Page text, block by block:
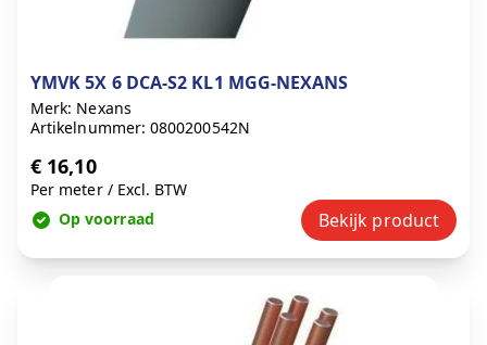
YMVK 5X 6 DCA-S2 KL1 MGG-NEXANS
Merk: Nexans
Artikelnummer: 0800200542N
€ 16,10
Per meter/ Excl. BTW
Op voorraad
Bekijk product